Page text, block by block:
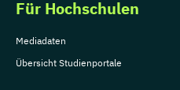
Für Hochschulen
Mediadaten
Übersicht Studienportale